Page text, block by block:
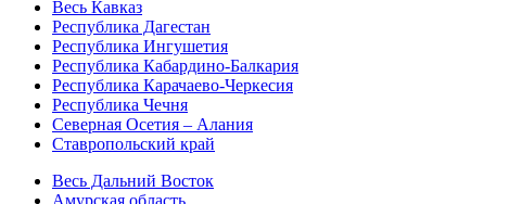
Весь Кавказ
Республика Дагестан
Республика Ингушетия
Республика Кабардино-Балкария
Республика Карачаево-Черкесия
Республика Чечня
Северная Осетия – Алания
Ставропольский край
Весь Дальний Восток
Амурская область